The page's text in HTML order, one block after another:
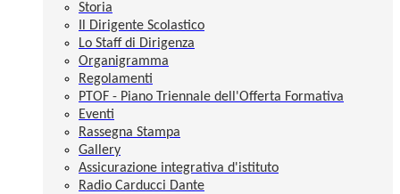
Storia
Il Dirigente Scolastico
Lo Staff di Dirigenza
Organigramma
Regolamenti
PTOF - Piano Triennale dell'Offerta Formativa
Eventi
Rassegna Stampa
Gallery
Assicurazione integrativa d'istituto
Radio Carducci Dante